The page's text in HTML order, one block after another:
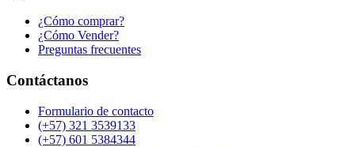
¿Cómo comprar?
¿Cómo Vender?
Preguntas frecuentes
Contáctanos
Formulario de contacto
(+57) 321 3539133
(+57) 601 5384344